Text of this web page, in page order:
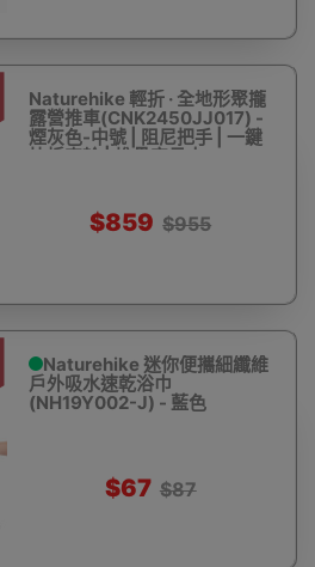
Naturehike 輕折 · 全地形聚攏
露營推車(CNK2450JJ017) -
煙灰色-中號 | 阻尼把手 | 一鍵
快拆車輪 | 堆疊容量大
$859 $955
Naturehike 迷你便攜細纖維
戶外吸水速乾浴巾
(NH19Y002-J) - 藍色
$67 $87